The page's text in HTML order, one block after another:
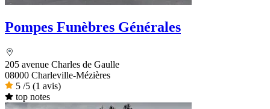
Pompes Funèbres Générales
205 avenue Charles de Gaulle
08000 Charleville-Mézières
5 /5 (1 avis)
top notes